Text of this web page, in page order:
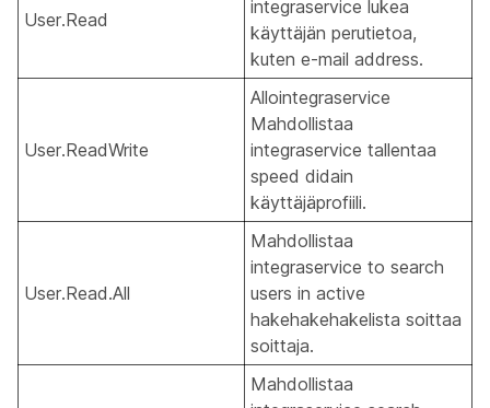
User.Read
integraservice lukea
käyttäjän perutietoa,
kuten e-mail address.
User.ReadWrite
Allointegraservice
Mahdollistaa
integraservice tallentaa
speed didain
käyttäjäprofiili.
User.Read.All
Mahdollistaa
integraservice to search
users in active
hakehakehakelista soittaa
soittaja.
Mahdollistaa